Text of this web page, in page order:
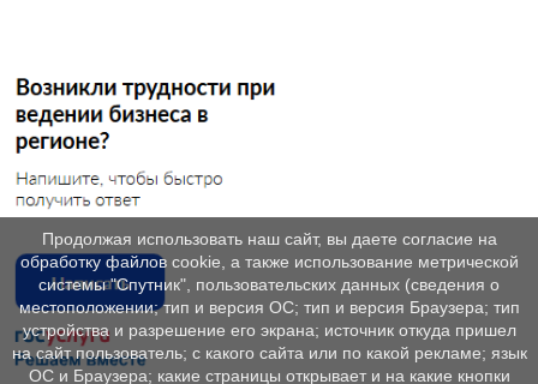
Продолжая использовать наш сайт, вы даете согласие на
обработку файлов cookie, а также использование метрической
системы "Спутник", пользовательских данных (сведения о
местоположении; тип и версия ОС; тип и версия Браузера; тип
устройства и разрешение его экрана; источник откуда пришел
на сайт пользователь; с какого сайта или по какой рекламе; язык
ОС и Браузера; какие страницы открывает и на какие кнопки